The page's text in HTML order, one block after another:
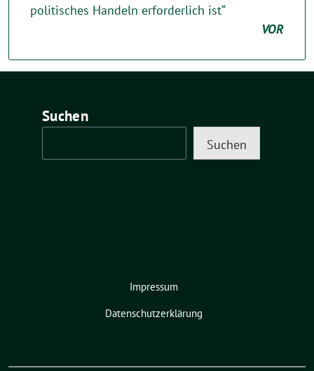
politisches Handeln erforderlich ist“
VOR
Suchen
Suchen
Impressum
Datenschutzerklärung